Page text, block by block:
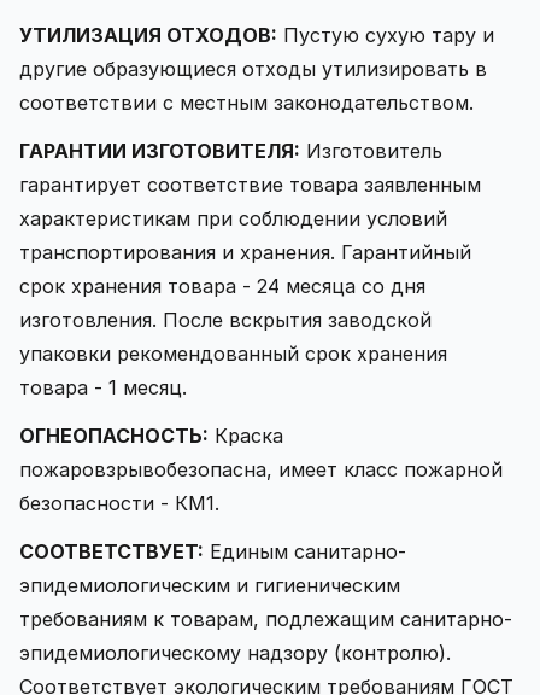
УТИЛИЗАЦИЯ ОТХОДОВ: Пустую сухую тару и
другие образующиеся отходы утилизировать в
соответствии с местным законодательством.
ГАРАНТИИ ИЗГОТОВИТЕЛЯ: Изготовитель
гарантирует соответствие товара заявленным
характеристикам при соблюдении условий
транспортирования и хранения. Гарантийный
срок хранения товара - 24 месяца со дня
изготовления. После вскрытия заводской
упаковки рекомендованный срок хранения
товара - 1 месяц.
ОГНЕОПАСНОСТЬ: Краска
пожаровзрывобезопасна, имеет класс пожарной
безопасности - КМ1.
СООТВЕТСТВУЕТ: Единым санитарно-
эпидемиологическим и гигиеническим
требованиям к товарам, подлежащим санитарно-
эпидемиологическому надзору (контролю).
Соответствует экологическим требованиям ГОСТ